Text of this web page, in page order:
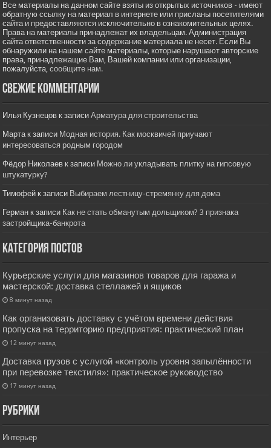
Все материалы на данном сайте взяты из открытых источников - имеют
обратную ссылку на материал в интернете или присланы посетителями
сайта и предоставляются исключительно в ознакомительных целях.
Права на материалы принадлежат их владельцам. Администрация
сайта ответственности за содержание материала не несет. Если Вы
обнаружили на нашем сайте материалы, которые нарушают авторские
права, принадлежащие Вам, Вашей компании или организации,
пожалуйста,сообщите нам.
Свежие комментарии
Илья Кузнецов к записиАрматура для строительства
Мартак записи Модная история. Как москвичей приучают
интересоваться родным городом
Фёдор Николаев к записи Можно ли укладывать плитку на гипсовую
штукатурку?
Тимофей к записи Выбираем лестницу-стремянку для дома
Герман к записи Как не стать обманутым дольщиком? 3 признака
застройщика-банкрота
Категория постов
Курьерские услуги для магазинов товаров для гаража и
мастерской: доставка стеллажей и ящиков
8 минут назад
Как организовать доставку с учётом времени действия
пропуска на территорию предприятия: практический план
12 минут назад
Доставка грузов с услугой «контроль уровня запылённости
при перевозке текстиля»: практическое руководство
17 минут назад
РУбрики
Интерьер